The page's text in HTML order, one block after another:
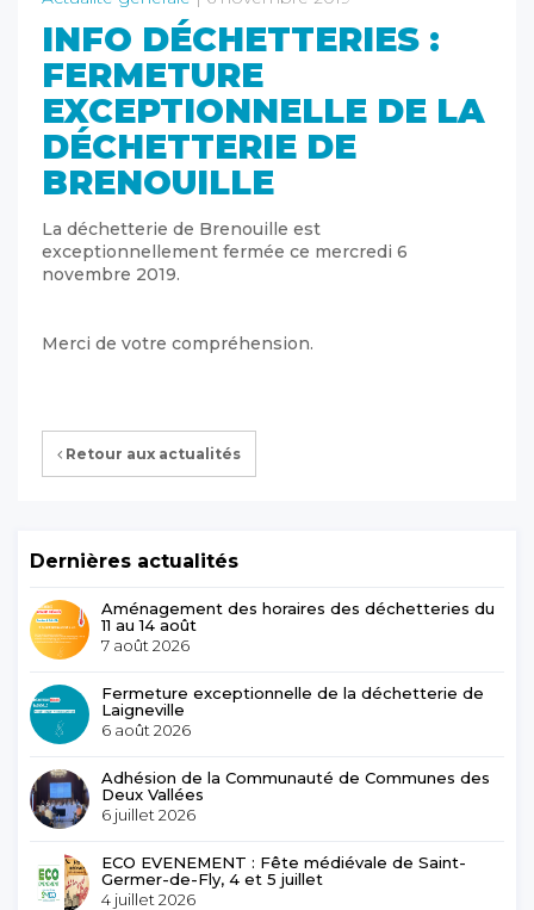
INFO DÉCHETTERIES :
FERMETURE
EXCEPTIONNELLE DE LA
DÉCHETTERIE DE
BRENOUILLE
La déchetterie de Brenouille est
exceptionnellement fermée ce mercredi 6
novembre 2019.
Merci de votre compréhension.
Retour aux actualités
Dernières actualités
Aménagement des horaires des déchetteries du
11 au 14 août
7 août 2026
Fermeture exceptionnelle de la déchetterie de
Laigneville
6 août 2026
Adhésion de la Communauté de Communes des
Deux Vallées
6 juillet 2026
ECO EVENEMENT : Fête médiévale de Saint-
Germer-de-Fly, 4 et 5 juillet
4 juillet 2026